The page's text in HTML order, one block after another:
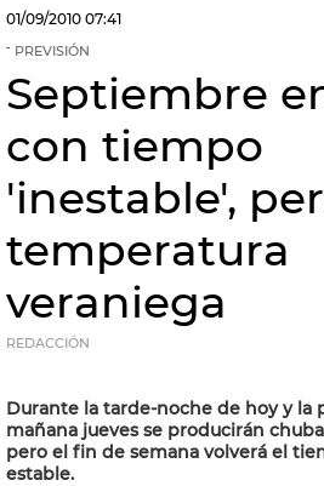
01/09/2010 07:41
PREVISIÓN
Septiembre
con tiempo
'inestable',
temperatura
veraniega
REDACCIÓN
Durante la tarde-noche de hoy y la
mañana jueves se producirán
pero el fin de semana volverá el
estable.